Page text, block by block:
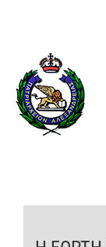
περιεχόμενο
O ΠΑΤΡΙΑΡΧΗΣ